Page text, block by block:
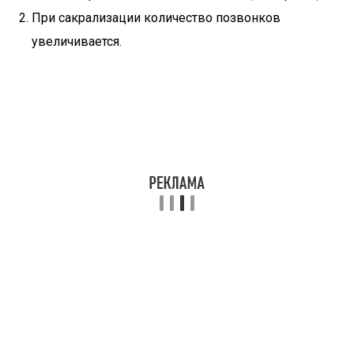
При сакрализации количество позвонков
увеличивается.